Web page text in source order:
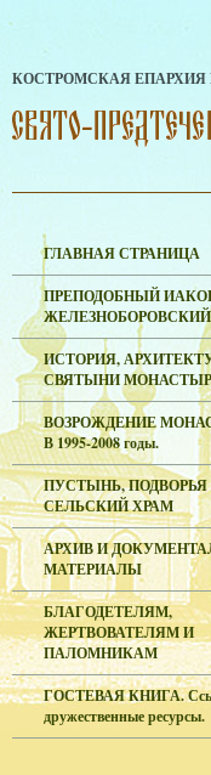
КОСТРОМСКАЯ ЕПАРХИЯ
ГЛАВНАЯ СТРАНИЦА
ПРЕПОДОБНЫЙ
ЖЕЛЕЗНОБОРОВСКИЙ
ИСТОРИЯ,
СВЯТЫНИ
ВОЗРОЖДЕНИЕ
В 1995-2008 годы.
ПУСТЫНЬ, ПОДВОРЬЯ
СЕЛЬСКИЙ ХРАМ
АРХИВ И
МАТЕРИАЛЫ
БЛАГОДЕТЕЛЯМ,
ЖЕРТВОВАТЕЛЯМ И
ПАЛОМНИКАМ
ГОСТЕВАЯ КНИГА.
дружественные ресурсы.